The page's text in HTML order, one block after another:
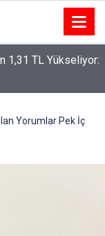
1,31 TL Yükseliyor:
Yorumlar Pek İç